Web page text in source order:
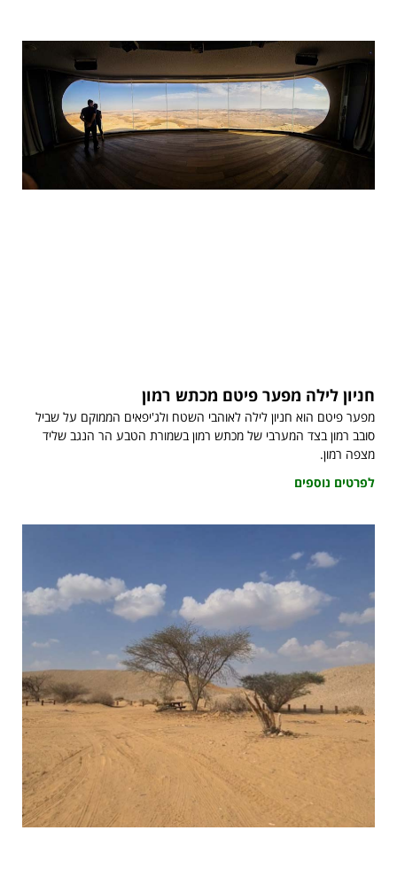
חניון לילה מפער פיטם מכתש רמון
מפער פיטם הוא חניון לילה לאוהבי השטח ולג'יפאים הממוקם על שביל
סובב רמון בצד המערבי של מכתש רמון בשמורת הטבע הר הנגב שליד
מצפה רמון.
לפרטים נוספים